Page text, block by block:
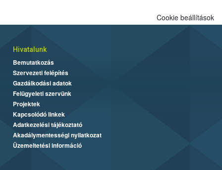
Cookie beállítások
Hivatalunk
Bemutatkozás
Szervezeti felépítés
Gazdálkodási adatok
Felügyeleti szervünk
Projektek
Kapcsolódó linkek
Adatkezelési tájékoztató
Akadálymentességi nyilatkozat
Üzemeltetési információ